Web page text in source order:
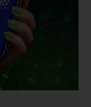
iPoint,
iON,
KTC…